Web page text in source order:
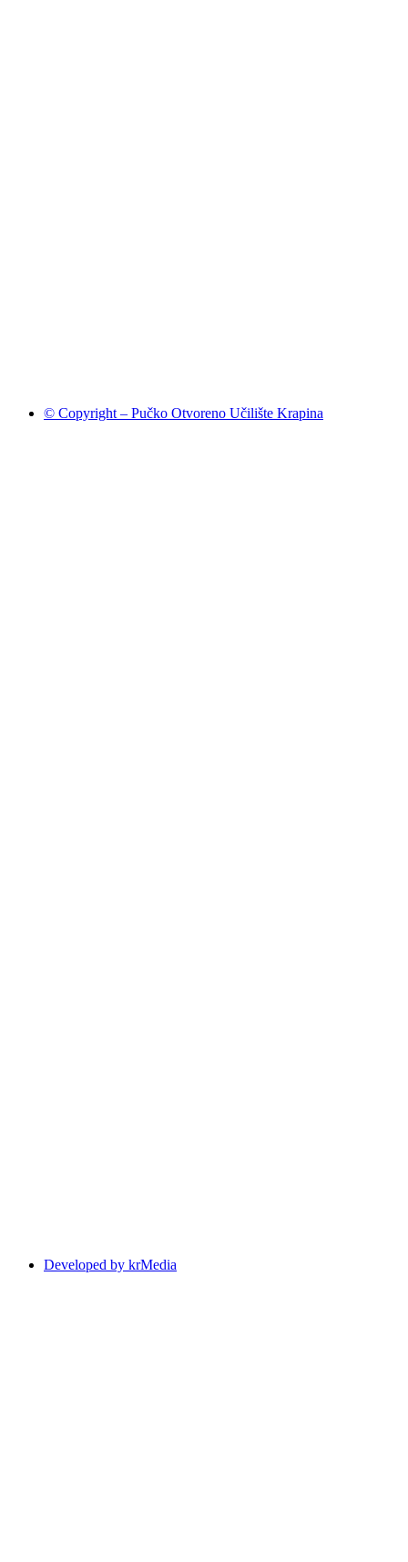
© Copyright – Pučko Otvoreno Učilište Krapina
Developed by krMedia